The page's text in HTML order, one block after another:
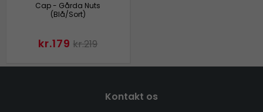
Cap - Gårda Nuts
(Blå/Sort)
kr.179 kr.219
Kontakt os